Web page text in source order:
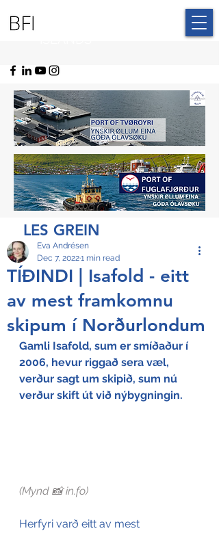
LES GREIN
TÍÐINDI | Isafold - eitt
av mest framkomnu
skipum í Norðurlondum
Eva Andrésen
Dec 7, 20221 min read
Gamli Isafold, sum er smíðaður í
2006, hevur riggað sera væl,
verður sagt um skipið, sum nú
verður skift út við nýbygningin.
(Mynd 📸 in.fo)
Herfyri varð eitt av mest